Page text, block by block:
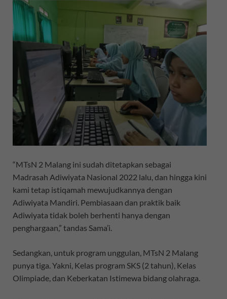
“MTsN 2 Malang ini sudah ditetapkan sebagai
Madrasah Adiwiyata Nasional 2022 lalu, dan hingga kini
kami tetap istiqamah mewujudkannya dengan
Adiwiyata Mandiri. Pembiasaan dan praktik baik
Adiwiyata tidak boleh berhenti hanya dengan
penghargaan,” tandas Sama’i.
Sedangkan, untuk program unggulan, MTsN 2 Malang
punya tiga. Yakni, Kelas program SKS (2 tahun), Kelas
Olimpiade, dan Keberkatan Istimewa bidang olahraga.